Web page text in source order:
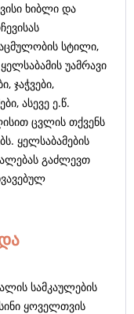
ხიბლი და
სტილი,
უამრავი
ჯაჭვები,
ასევე ე.წ.
ცვლის თქვენს
ყელსაბამების
გაძლევთ
სამკაულების
ყოველთვის